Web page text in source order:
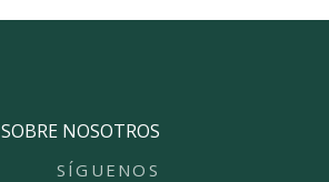
SOBRE NOSOTROS
SÍGUENOS